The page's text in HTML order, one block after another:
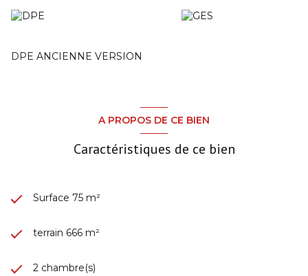
DPE ANCIENNE VERSION
A PROPOS DE CE BIEN
Caractéristiques de ce bien
Surface 75 m²
terrain 666 m²
2 chambre(s)